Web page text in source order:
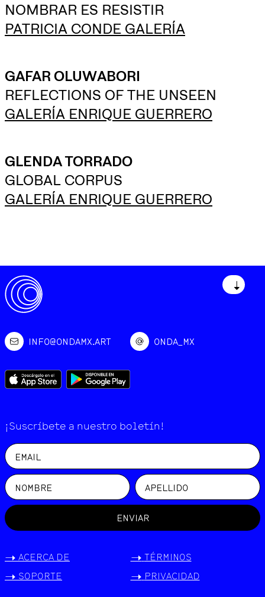
NOMBRAR ES RESISTIR
PATRICIA CONDE GALERÍA
GAFAR OLUWABORI
REFLECTIONS OF THE UNSEEN
GALERÍA ENRIQUE GUERRERO
GLENDA TORRADO
GLOBAL CORPUS
GALERÍA ENRIQUE GUERRERO
↓
INFO@ONDAMX.ART ONDA_MX
¡Suscríbete a nuestro boletín!
ENVIAR
-> ACERCA DE
-> SOPORTE
-> TÉRMINOS
-> PRIVACIDAD